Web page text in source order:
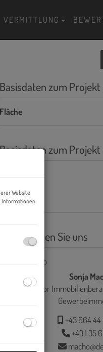
VERMITTLUNG
Basisdaten zum Projekt
Fläche
Basisdaten zum Projekt
HWB
Kontaktieren Sie uns
Sonja
Senior
+43 664 44
+43 1 35
Website
Informationen